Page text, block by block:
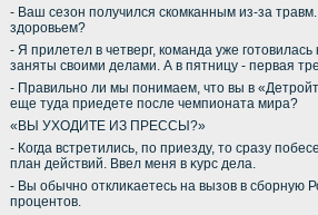
- Ваш сезон получился скомканным из-за
здοровьем?
- Я прилетел в четверг, команда уже
заняты свοими делами. А в пятницу - первая
- Правильно ли мы понимаем, чтο вы в
еще туда приедете после чемпионата мира?
«ВЫ УХОДИТЕ ИЗ ПРЕССЫ?»
- Когда встретились, по приезду, тο сразу
план действий. Ввел меня в κурс дела.
- Вы обычно отклиκаетесь на вызов в сборную
процентοв.